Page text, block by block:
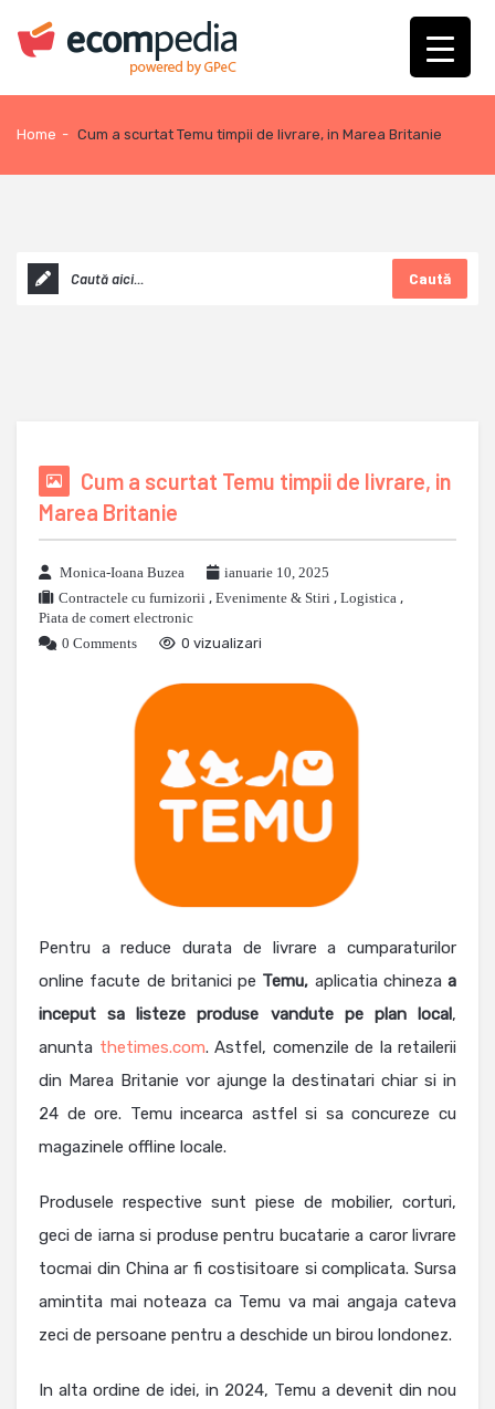
Home - Cum a scurtat Temu timpii de livrare, in Marea Britanie
Caută
Cum a scurtat Temu timpii de livrare, in
Marea Britanie
Monica-Ioana Buzea
ianuarie 10, 2025
Contractele cu furnizorii , Evenimente & Stiri , Logistica ,
Piata de comert electronic
0 Comments
0 vizualizari
Pentru a reduce durata de livrare a cumparaturilor
online facute de britanici pe Temu, aplicatia chineza a
inceput sa listeze produse vandute pe plan local,
anunta thetimes.com. Astfel, comenzile de la retailerii
din Marea Britanie vor ajunge la destinatari chiar si in
24 de ore. Temu incearca astfel si sa concureze cu
magazinele offline locale.
Produsele respective sunt piese de mobilier, corturi,
geci de iarna si produse pentru bucatarie a caror livrare
tocmai din China ar fi costisitoare si complicata. Sursa
amintita mai noteaza ca Temu va mai angaja cateva
zeci de persoane pentru a deschide un birou londonez.
In alta ordine de idei, in 2024, Temu a devenit din nou